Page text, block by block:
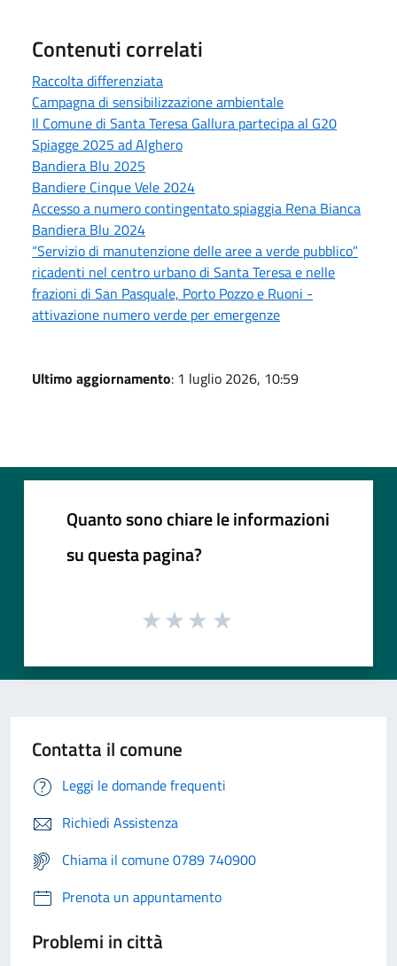
Contenuti correlati
Raccolta differenziata
Campagna di sensibilizzazione ambientale
Il Comune di Santa Teresa Gallura partecipa al G20
Spiagge 2025 ad Alghero
Bandiera Blu 2025
Bandiere Cinque Vele 2024
Accesso a numero contingentato spiaggia Rena Bianca
Bandiera Blu 2024
“Servizio di manutenzione delle aree a verde pubblico”
ricadenti nel centro urbano di Santa Teresa e nelle
frazioni di San Pasquale, Porto Pozzo e Ruoni -
attivazione numero verde per emergenze
Ultimo aggiornamento: 1 luglio 2026, 10:59
Quanto sono chiare le informazioni
su questa pagina?
Contatta il comune
Leggi le domande frequenti
Richiedi Assistenza
Chiama il comune 0789 740900
Prenota un appuntamento
Problemi in città